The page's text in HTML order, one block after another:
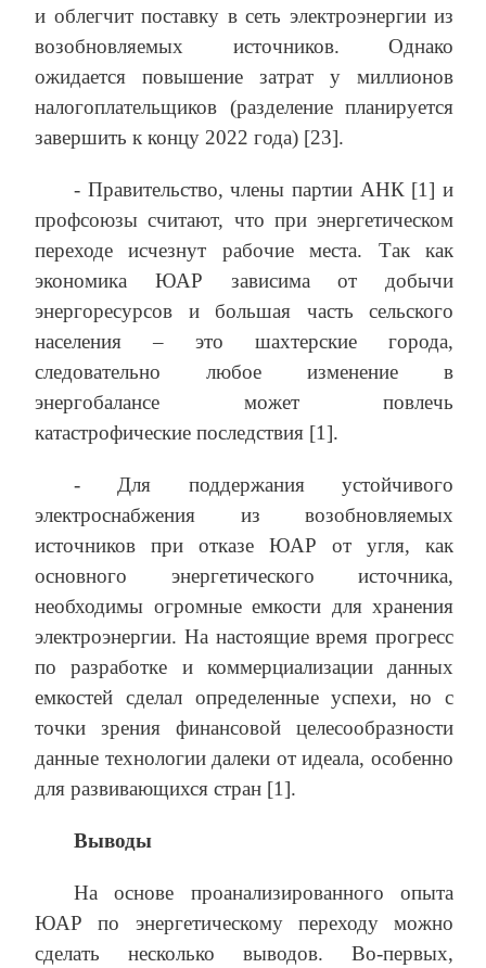
и облегчит поставку в сеть электроэнергии из
возобновляемых источников. Однако
ожидается повышение затрат у миллионов
налогоплательщиков (разделение планируется
завершить к концу 2022 года) [23].
- Правительство, члены партии АНК [1] и
профсоюзы считают, что при энергетическом
переходе исчезнут рабочие места. Так как
экономика ЮАР зависима от добычи
энергоресурсов и большая часть сельского
населения – это шахтерские города,
следовательно любое изменение в
энергобалансе может повлечь
катастрофические последствия [1].
- Для поддержания устойчивого
электроснабжения из возобновляемых
источников при отказе ЮАР от угля, как
основного энергетического источника,
необходимы огромные емкости для хранения
электроэнергии. На настоящие время прогресс
по разработке и коммерциализации данных
емкостей сделал определенные успехи, но с
точки зрения финансовой целесообразности
данные технологии далеки от идеала, особенно
для развивающихся стран [1].
Выводы
На основе проанализированного опыта
ЮАР по энергетическому переходу можно
сделать несколько выводов. Во-первых,